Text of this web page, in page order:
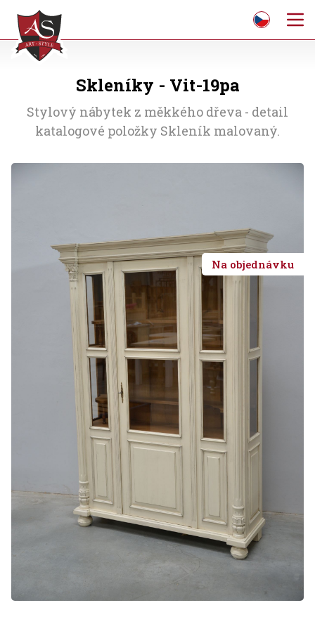
Skleníky - Vit-19pa
Stylový nábytek z měkkého dřeva - detail
katalogové položky Skleník malovaný.
Na objednávku